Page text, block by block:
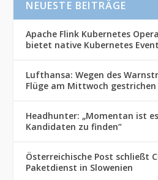
NEUESTE BEITRÄGE
Apache Flink Kubernetes
bietet native Kubernetes
Lufthansa: Wegen des
Flüge am Mittwoch gestrichen
Headhunter: „Momentan ist
Kandidaten zu finden“
Österreichische Post schließt
Paketdienst in Slowenien